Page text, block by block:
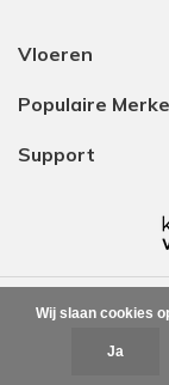
Vloeren
Populaire
Support
Wij slaan cookies
Ja